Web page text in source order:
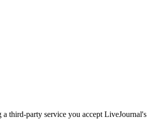
third-party service you accept LiveJournal's